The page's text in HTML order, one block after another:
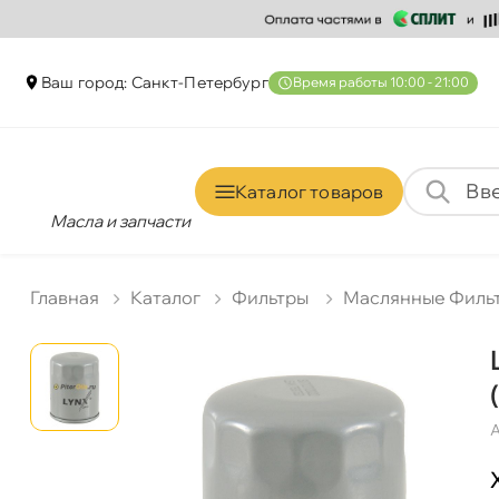
аш город: Санкт-Петербур ремя работы 10:00 - 21:00
Масла и запчасти
Каталог товаро
Главная Катало Фильтры Маслянные